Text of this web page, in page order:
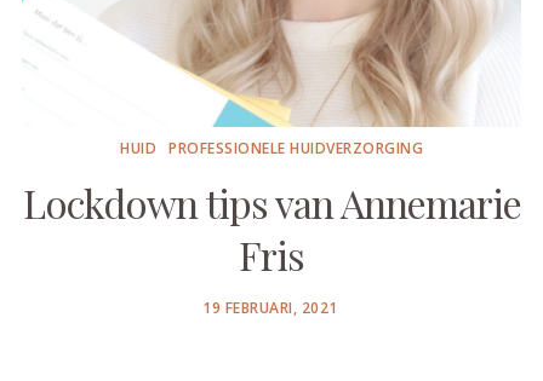
HUID PROFESSIONELE HUIDVERZORGING
Lockdown tips van Annemarie
Fris
POSTED
19 FEBRUARI, 2021